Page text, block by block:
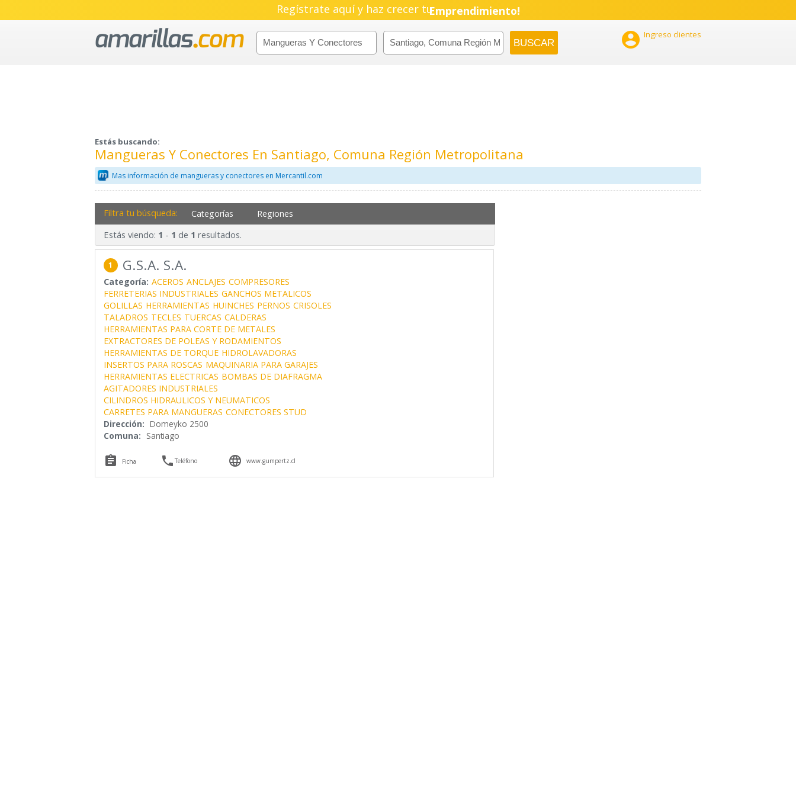
Regístrate aquí y haz crecer tuPyme!
Emprendimiento!
 Ingreso clientes
Estás buscando:
Mangueras Y Conectores En Santiago, Comuna Región Metropolitana
Mas información de mangueras y conectores en Mercantil.com
Filtra tu búsqueda: Categorías Regiones
Estás viendo: 1 - 1 de 1 resultados.
1 G.S.A. S.A.
Categoría: ACEROS ANCLAJES COMPRESORES
FERRETERIAS INDUSTRIALES GANCHOS METALICOS
GOLILLAS HERRAMIENTAS HUINCHES PERNOS CRISOLES
TALADROS TECLES TUERCAS CALDERAS
HERRAMIENTAS PARA CORTE DE METALES
EXTRACTORES DE POLEAS Y RODAMIENTOS
HERRAMIENTAS DE TORQUE HIDROLAVADORAS
INSERTOS PARA ROSCAS MAQUINARIA PARA GARAJES
HERRAMIENTAS ELECTRICAS BOMBAS DE DIAFRAGMA
AGITADORES INDUSTRIALES
CILINDROS HIDRAULICOS Y NEUMATICOS
CARRETES PARA MANGUERAS CONECTORES STUD
Dirección: Domeyko 2500
Comuna: Santiago
 Ficha Teléfono  www.gumpertz.cl